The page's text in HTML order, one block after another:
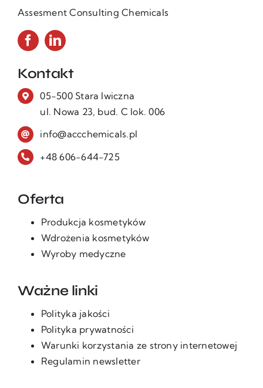
Assesment Consulting Chemicals
Oferta
Produkcja kosmetyków
Wdrożenia kosmetyków
Wyroby medyczne
Ważne linki
Polityka jakości
Polityka prywatności
Warunki korzystania ze strony internetowej
Regulamin newsletter
Kontakt
05-500 Stara Iwiczna
ul. Nowa 23, bud. C lok. 006
info@accchemicals.pl
+48 606-644-725